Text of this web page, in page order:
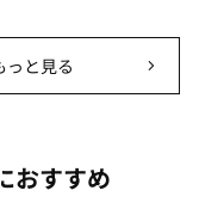
っと見る
おすすめ